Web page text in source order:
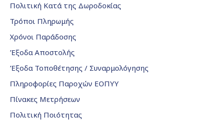
Πολιτική Κατά της Δωροδοκίας
Τρόποι Πληρωμής
Χρόνοι Παράδοσης
Έξοδα Αποστολής
Έξοδα Τοποθέτησης / Συναρμολόγησης
Πληροφορίες Παροχών ΕΟΠΥΥ
Πίνακες Μετρήσεων
Πολιτική Ποιότητας